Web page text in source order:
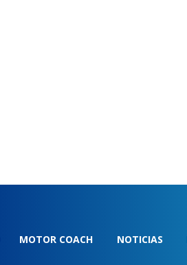
MOTOR COACH NOTICIAS